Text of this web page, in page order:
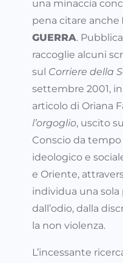
una minaccia
pena citare anche
GUERRA.
raccoglie alcuni
sul Corriere della
settembre 2001,
articolo di Oriana
l’orgoglio, uscito
Conscio da tempo
ideologico e
e Oriente,
individua una sola
dall’odio, dalla
la non violenza.
L’incessante